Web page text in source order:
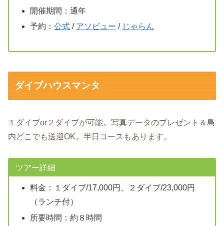
開催期間：通年
予約： 公式/ アソビュー / じゃらん
ダイブハウスマンタ
１ダイブor２ダイブが可能。写真データのプレゼント＆島
内どこでも送迎OK。半日コースもあります。
ツアー詳細
料金：１ダイブ/17,000円、２ダイブ/23,000円
（ランチ付）
所要時間：約８時間